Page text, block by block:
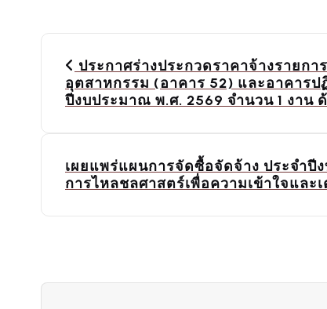
ประกาศร่างประกวดราคาจ้างรายก
อุตสาหกรรม (อาคาร 52) และอาคาร
ปีงบประมาณ พ.ศ. 2569 จำนวน 1 งาน
เผยแพร่แผนการจัดซื้อจัดจ้าง ประจำ
การไหลชลศาสตร์เพื่อความเข้าใจแล